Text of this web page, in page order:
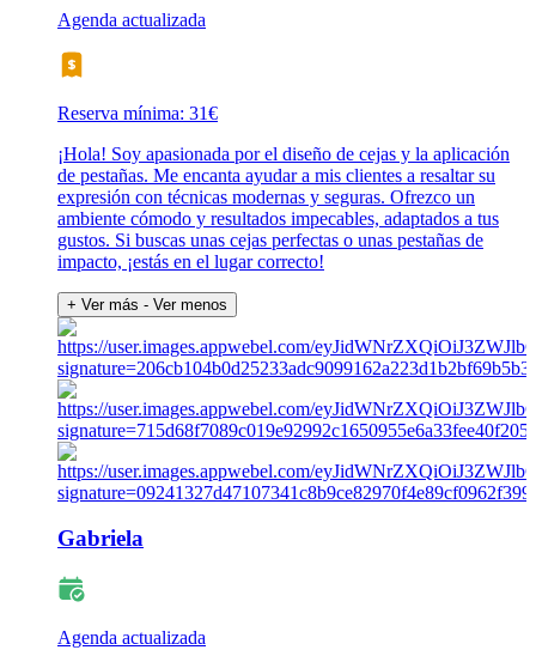
Agenda actualizada
Reserva mínima: 31€
¡Hola! Soy apasionada por el diseño de cejas y la aplicación
de pestañas. Me encanta ayudar a mis clientes a resaltar su
expresión con técnicas modernas y seguras. Ofrezco un
ambiente cómodo y resultados impecables, adaptados a tus
gustos. Si buscas unas cejas perfectas o unas pestañas de
impacto, ¡estás en el lugar correcto!
+ Ver más - Ver menos
Gabriela
Agenda actualizada